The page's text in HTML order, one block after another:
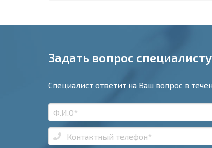
Задать вопрос специалисту
Специалист ответит на Ваш вопрос в